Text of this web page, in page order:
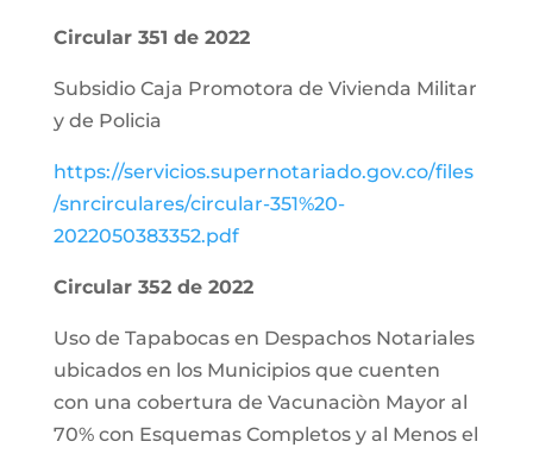
Circular 351 de 2022
Subsidio Caja Promotora de Vivienda Militar
y de Policia
https://servicios.supernotariado.gov.co/files
/snrcirculares/circular-351%20-
2022050383352.pdf
Circular 352 de 2022
Uso de Tapabocas en Despachos Notariales
ubicados en los Municipios que cuenten
con una cobertura de Vacunaciòn Mayor al
70% con Esquemas Completos y al Menos el